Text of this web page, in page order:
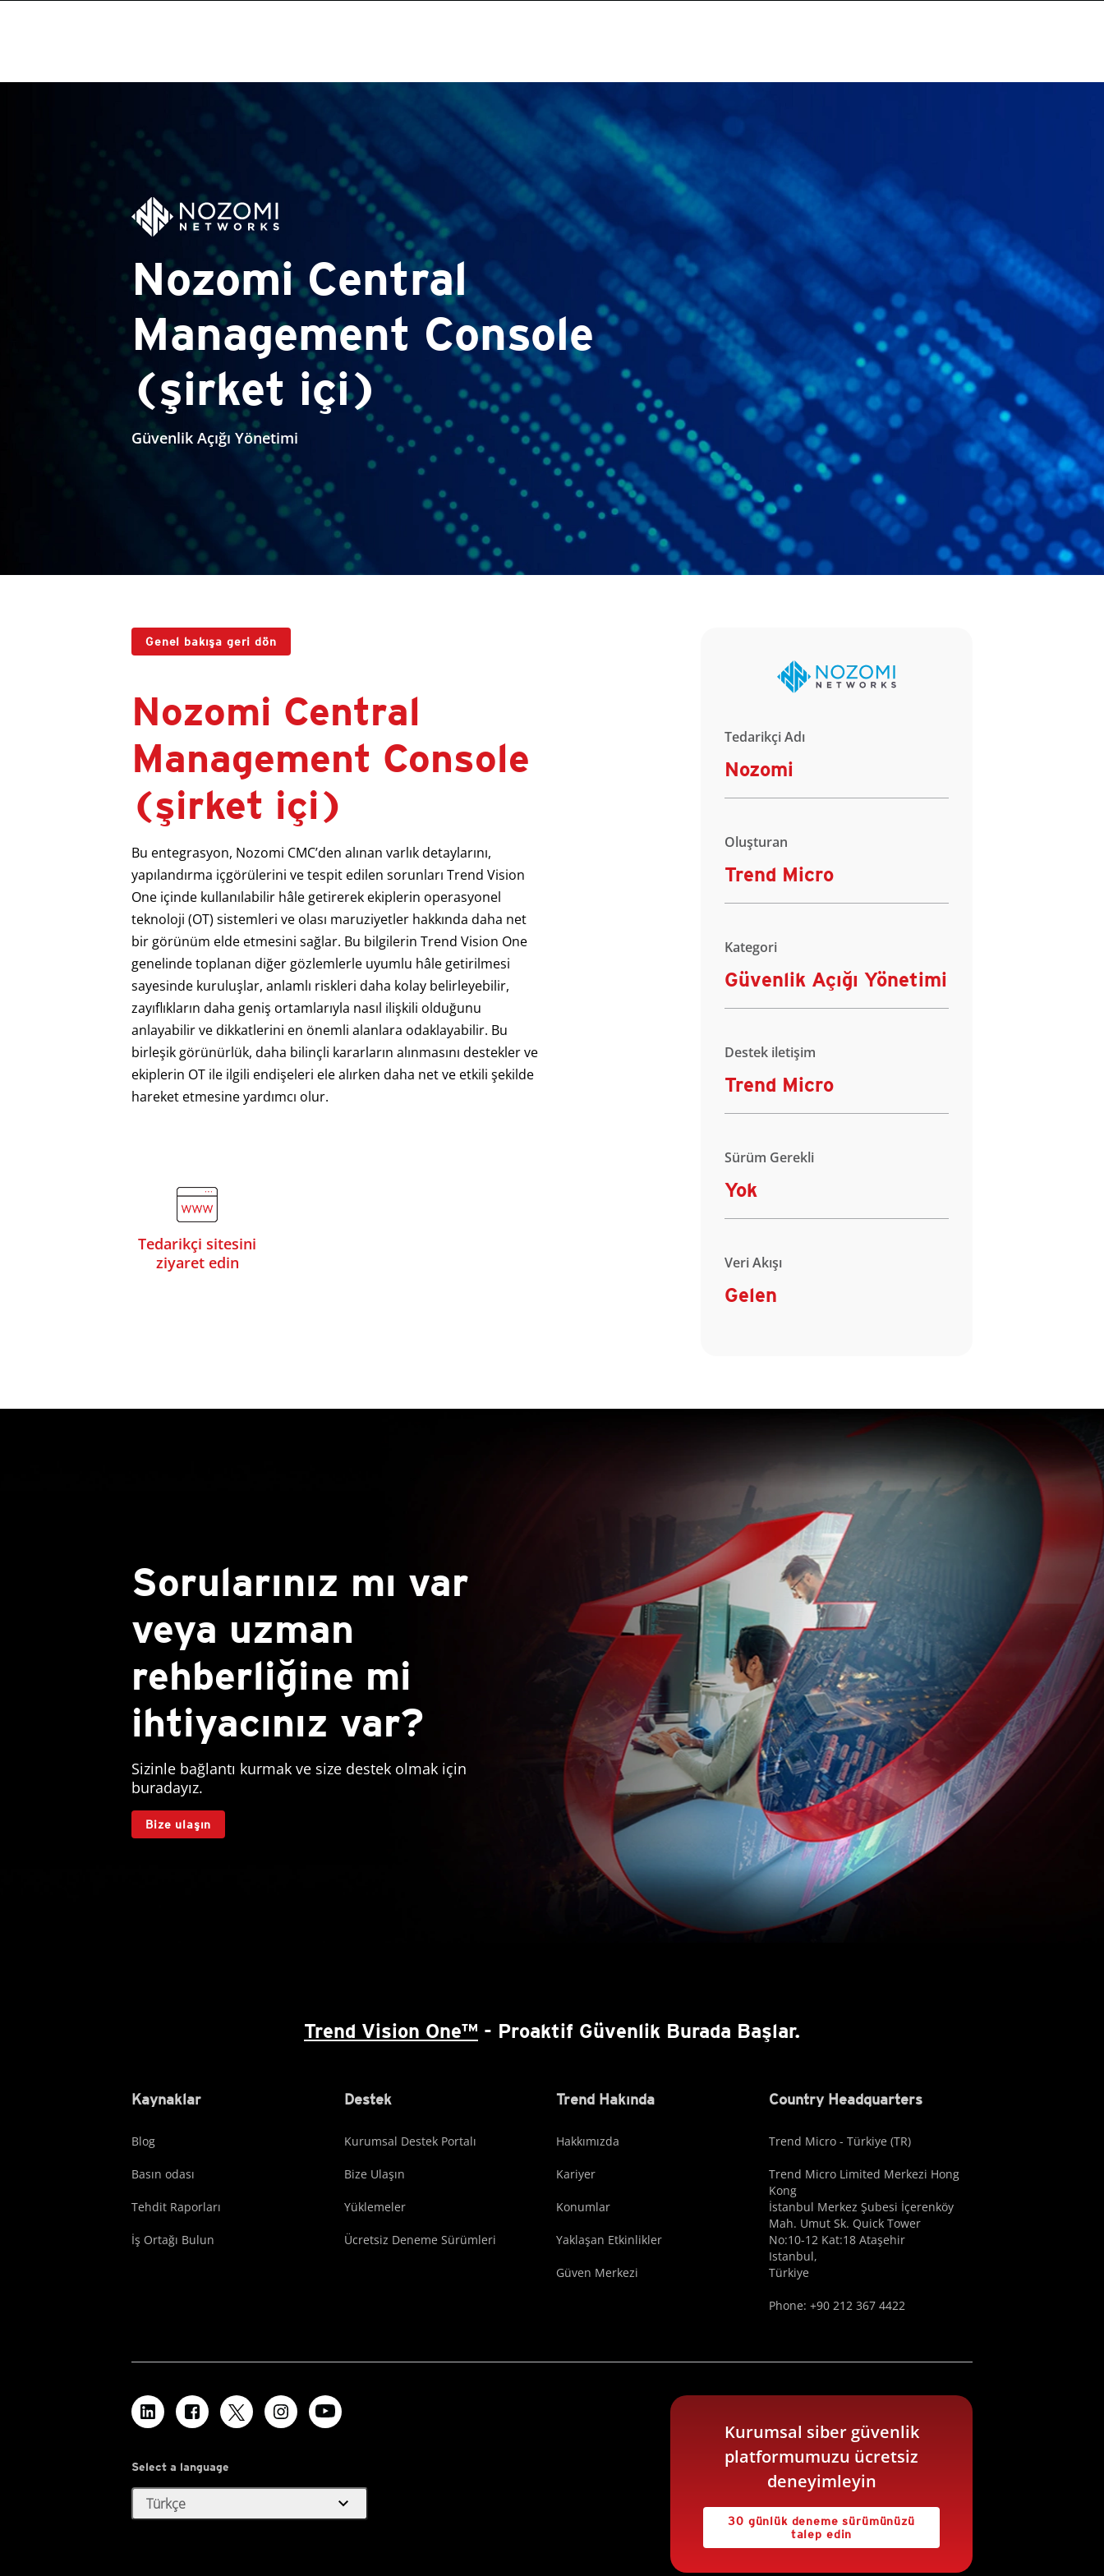
Nozomi Central
Management Console
(şirket içi)
Güvenlik Açığı Yönetimi
Genel bakışa geri dön
Nozomi Central
Management Console
(şirket içi)
Bu entegrasyon, Nozomi CMC’den alınan varlık detaylarını,
yapılandırma içgörülerini ve tespit edilen sorunları Trend Vision
One içinde kullanılabilir hâle getirerek ekiplerin operasyonel
teknoloji (OT) sistemleri ve olası maruziyetler hakkında daha net
bir görünüm elde etmesini sağlar. Bu bilgilerin Trend Vision One
genelinde toplanan diğer gözlemlerle uyumlu hâle getirilmesi
sayesinde kuruluşlar, anlamlı riskleri daha kolay belirleyebilir,
zayıflıkların daha geniş ortamlarıyla nasıl ilişkili olduğunu
anlayabilir ve dikkatlerini en önemli alanlara odaklayabilir. Bu
birleşik görünürlük, daha bilinçli kararların alınmasını destekler ve
ekiplerin OT ile ilgili endişeleri ele alırken daha net ve etkili şekilde
hareket etmesine yardımcı olur.
Tedarikçi sitesini
ziyaret edin
Tedarikçi Adı
Nozomi
Oluşturan
Trend Micro
Kategori
Güvenlik Açığı Yönetimi
Destek iletişim
Trend Micro
Sürüm Gerekli
Yok
Veri Akışı
Gelen
Sorularınız mı var
veya uzman
rehberliğine mi
ihtiyacınız var?
Sizinle bağlantı kurmak ve size destek olmak için
buradayız.
Bize ulaşın
Trend Vision One™ - Proaktif Güvenlik Burada Başlar.
Kaynaklar
Blog
Basın odası
Tehdit Raporları
İş Ortağı Bulun
Destek
Kurumsal Destek Portalı
Bize Ulaşın
Yüklemeler
Ücretsiz Deneme Sürümleri
Trend Hakında
Hakkımızda
Kariyer
Konumlar
Yaklaşan Etkinlikler
Güven Merkezi
Country Headquarters
Trend Micro - Türkiye (TR)
Trend Micro Limited Merkezi Hong
Kong
İstanbul Merkez Şubesi İçerenköy
Mah. Umut Sk. Quick Tower
No:10-12 Kat:18 Ataşehir
Istanbul,
Türkiye
Phone: +90 212 367 4422
Select a language
Türkçe expand_more
Kurumsal siber güvenlik
platformumuzu ücretsiz
deneyimleyin
30 günlük deneme sürümünüzü
talep edin